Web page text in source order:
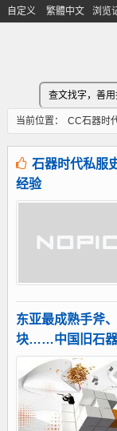
自定义 繁體中文 浏览
当前位置： CC石器时
石器时代私服
经验
东亚最成熟手斧
块……中国旧石器